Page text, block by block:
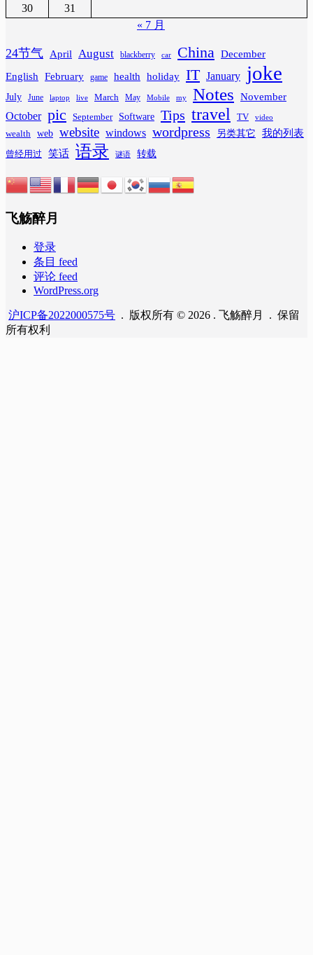
30
31
« 7 月
24节气 April August blackberry car China December
English
February game health holiday IT January joke
July June laptop live March May Mobile my Notes November
October pic September Software Tips travel TV video
wealth web website windows wordpress 另类其它 我的列表
曾经用过 笑话 语录 谜语 转载
飞觞醉月
登录
条目 feed
评论 feed
WordPress.org
沪ICP备2022000575号 . 版权所有 © 2026 . 飞觞醉月 . 保留
所有权利